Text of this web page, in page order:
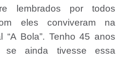
lembrados por todos
eles conviveram na
“A Bola”. Tenho 45 anos
ainda tivesse essa